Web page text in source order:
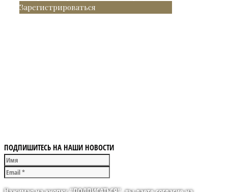
Зарегистрироваться
ПОДПИШИТЕСЬ НА НАШИ НОВОСТИ